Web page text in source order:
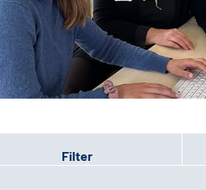
Suche
Leichte Sprache
Gebärdensprache
Filter